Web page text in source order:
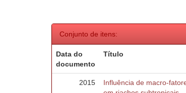
Conjunto de itens:
Data do
documento
Título
2015
Influência de macro-